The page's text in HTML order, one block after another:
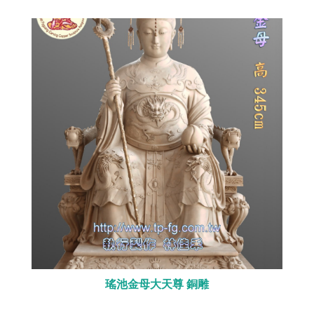
瑤池金母大天尊 銅雕